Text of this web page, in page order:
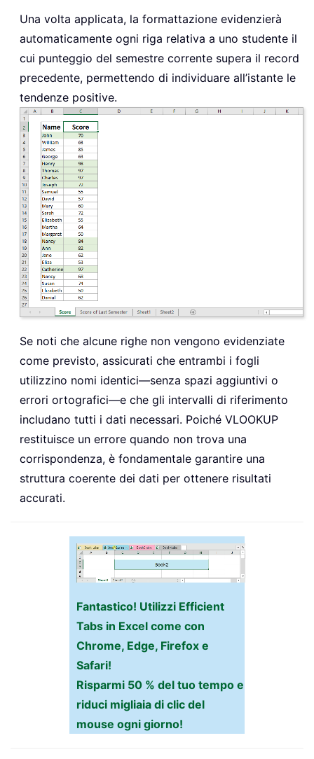
Una volta applicata, la formattazione evidenzierà
automaticamente ogni riga relativa a uno studente il
cui punteggio del semestre corrente supera il record
precedente, permettendo di individuare all’istante le
tendenze positive.
Se noti che alcune righe non vengono evidenziate
come previsto, assicurati che entrambi i fogli
utilizzino nomi identici—senza spazi aggiuntivi o
errori ortografici—e che gli intervalli di riferimento
includano tutti i dati necessari. Poiché VLOOKUP
restituisce un errore quando non trova una
corrispondenza, è fondamentale garantire una
struttura coerente dei dati per ottenere risultati
accurati.
Fantastico! Utilizzi Efficient
Tabs in Excel come con
Chrome, Edge, Firefox e
Safari!
Risparmi 50 % del tuo tempo e
riduci migliaia di clic del
mouse ogni giorno!